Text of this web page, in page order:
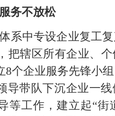
务不放松
系中专设企业复工
把辖区所有企业、
8个企业服务先锋小
导带队下沉企业一
等工作，建立起“